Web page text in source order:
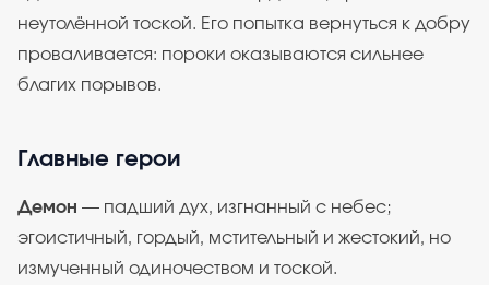
неутолённой тоской. Его попытка вернуться к добру
проваливается: пороки оказываются сильнее
благих порывов.
Главные герои
Демон — падший дух, изгнанный с небес;
эгоистичный, гордый, мстительный и жестокий, но
измученный одиночеством и тоской.